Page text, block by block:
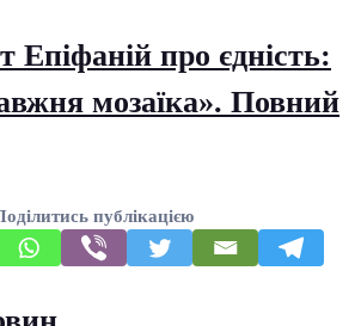
про єдність:
мозаїка». Повний
публікацією